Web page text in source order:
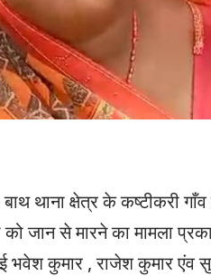
थाना क्षेत्र के कष्टीकरी गाँव
जान से मारने का मामला
भवेश कुमार , राजेश कुमार